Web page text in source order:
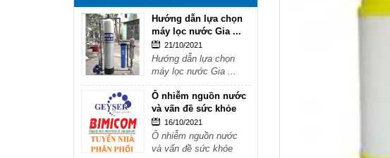
Hướng dẫn lựa chọn
máy lọc nước Gia ...
21/10/2021
Hướng dẫn lựa chọn
máy lọc nước Gia ...
Ô nhiễm nguồn nước
và vấn đề sức khỏe
16/10/2021
Ô nhiễm nguồn nước
và vấn đề sức khỏe